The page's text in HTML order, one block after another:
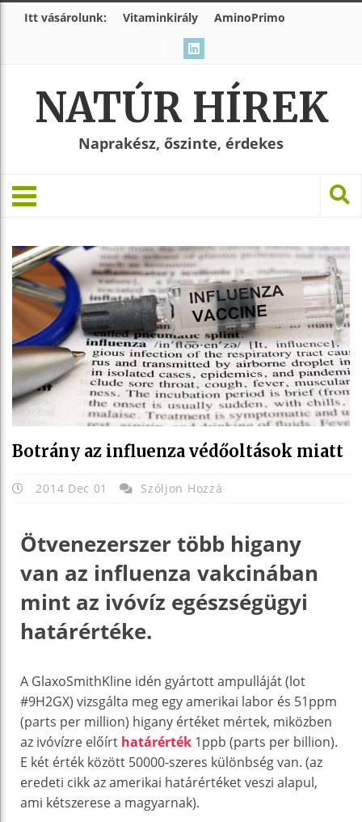
Itt vásárolunk: Vitaminkirály AminoPrimo
NATÚR HÍREK
Naprakész, őszinte, érdekes
Botrány az influenza védőoltások miatt
2014 Dec 01 Szóljon Hozzá
Ötvenezerszer több higany
van az influenza vakcinában
mint az ivóvíz egészségügyi
határértéke.
A GlaxoSmithKline idén gyártott ampulláját (lot
#9H2GX) vizsgálta meg egy amerikai labor és 51ppm
(parts per million) higany értéket mértek, miközben
az ivóvízre előírt határérték 1ppb (parts per billion).
E két érték között 50000-szeres különbség van. (az
eredeti cikk az amerikai határértéket veszi alapul,
ami kétszerese a magyarnak).